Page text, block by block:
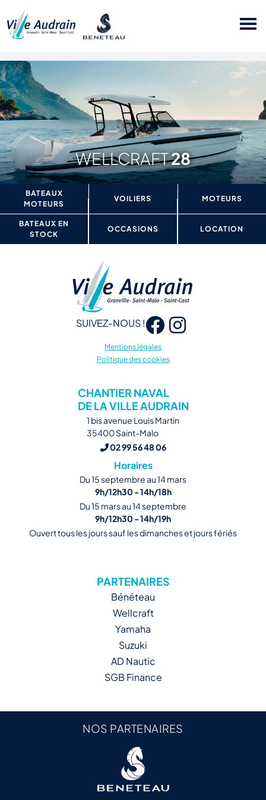
28
BATEAUX
MOTEURS
VOILIERS MOTEURS
BATEAUX EN
STOCK
OCCASIONS LOCATION
SUIVEZ-NOUS !
Mentions légales
Politique des cookies
CHANTIER NAVAL
DE LA VILLE AUDRAIN
1 bis avenue Louis Martin
35400 Saint-Malo
02 99 56 48 06
Horaires
Du 15 septembre au 14 mars
9h/12h30 - 14h/18h
Du 15 mars au 14 septembre
9h/12h30 - 14h/19h
Ouvert tous les jours sauf les dimanches et jours fériés
PARTENAIRES
Bénéteau
Wellcraft
Yamaha
Suzuki
AD Nautic
SGB Finance
NOS PARTENAIRES